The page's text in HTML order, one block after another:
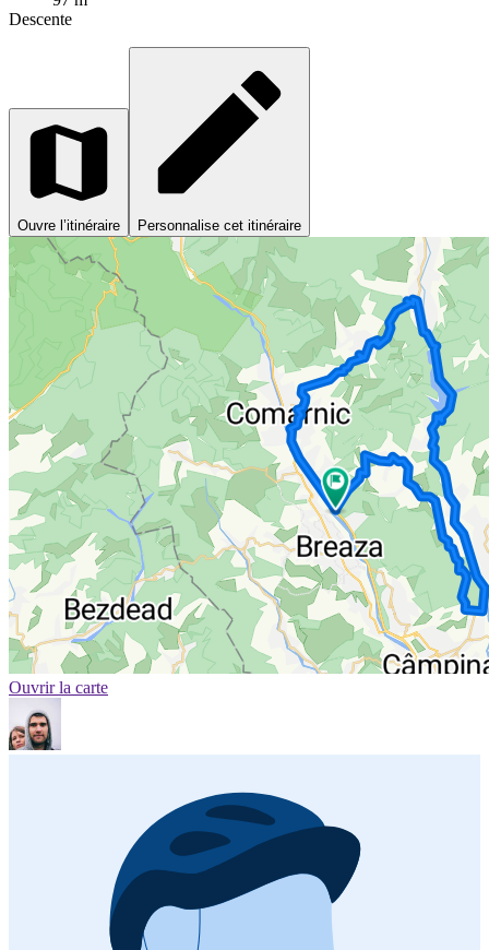
Descente
Ouvre l’itinéraire Personnalise cet itinéraire
Ouvrir la carte